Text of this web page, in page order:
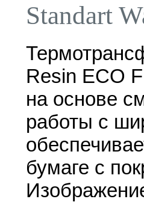
Standart
Resin ECO
на основе
работы с
бумаге с